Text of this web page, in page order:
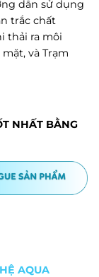
dẫn sử dụng
trắc chất
thải ra môi
và Trạm
NHẤT BẰNG
AQUA